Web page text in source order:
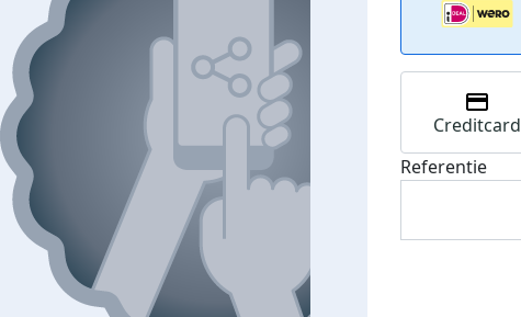
Creditcard
Referentie